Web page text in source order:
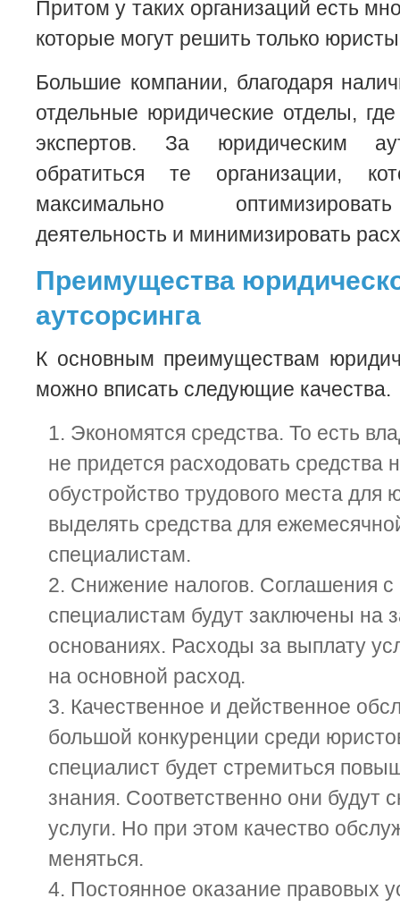
Притом у таких организаций есть
которые могут решить только
Большие компании, благодаря
отдельные юридические отделы,
экспертов. За юридическим
обратиться те организации,
максимально
деятельность и минимизировать
Преимущества
аутсорсинга
К основным преимуществам
можно вписать следующие качества.
Экономятся средства. То есть
не придется расходовать средства
обустройство трудового места для
выделять средства для
специалистам.
Снижение налогов. Соглашения
специалистам будут заключены на
основаниях. Расходы за выплату
на основной расход.
Качественное и действенное
большой конкуренции среди
специалист будет стремиться
знания. Соответственно они будут
услуги. Но при этом качество
меняться.
Постоянное оказание правовых